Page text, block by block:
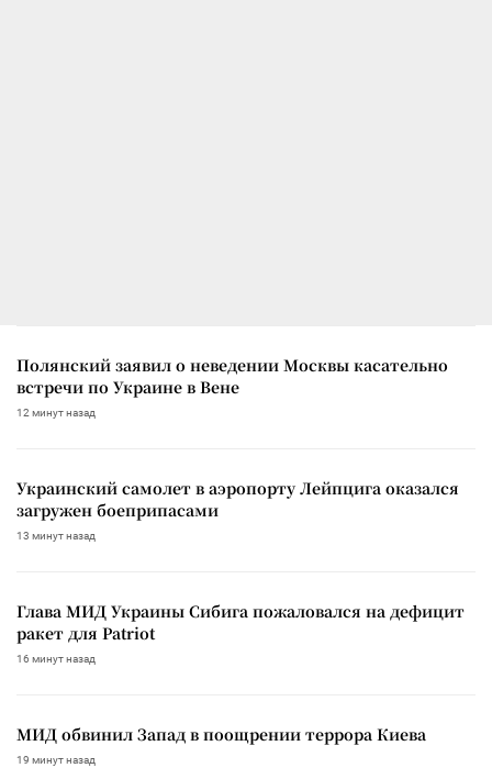
Полянский заявил о неведении Москвы касательно
встречи по Украине в Вене
12 минут назад
Украинский самолет в аэропорту Лейпцига оказался
загружен боеприпасами
13 минут назад
Глава МИД Украины Сибига пожаловался на дефицит
ракет для Patriot
16 минут назад
МИД обвинил Запад в поощрении террора Киева
19 минут назад